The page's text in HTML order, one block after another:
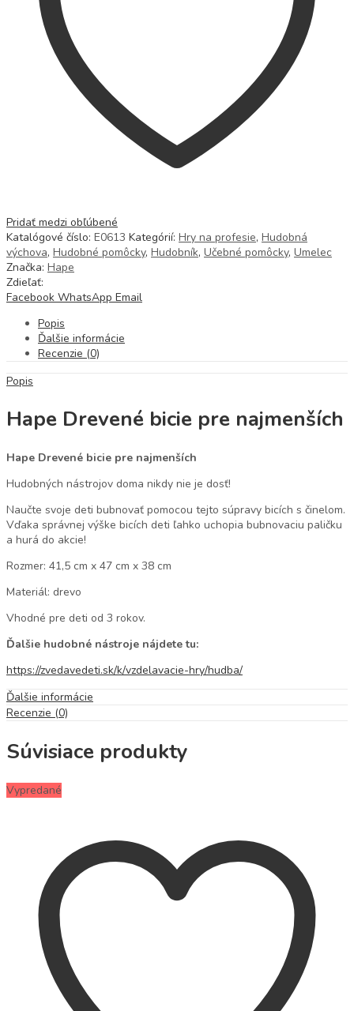
Pridať medzi obľúbené
Katalógové číslo: E0613 Kategórií: Hry na profesie, Hudobná
výchova, Hudobné pomôcky, Hudobník, Učebné pomôcky, Umelec
Značka: Hape
Zdieľať:
Facebook WhatsApp Email
Popis
Ďalšie informácie
Recenzie (0)
Popis
Hape Drevené bicie pre najmenších
Hape Drevené bicie pre najmenších
Hudobných nástrojov doma nikdy nie je dosť!
Naučte svoje deti bubnovať pomocou tejto súpravy bicích s činelom.
Vďaka správnej výške bicích deti ľahko uchopia bubnovaciu paličku
a hurá do akcie!
Rozmer: 41,5 cm x 47 cm x 38 cm
Materiál: drevo
Vhodné pre deti od 3 rokov.
Ďalšie hudobné nástroje nájdete tu:
https://zvedavedeti.sk/k/vzdelavacie-hry/hudba/
Ďalšie informácie
Recenzie (0)
Súvisiace produkty
Vypredané